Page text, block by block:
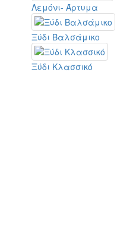
Λεμόνι- Άρτυμα
Ξύδι Βαλσάμικο
Ξύδι Κλασσικό